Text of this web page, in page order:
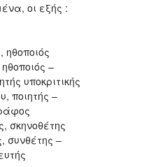
οι εξής :
–
υποκριτικής
ποιητής –
σκηνοθέτης
συνθέτης –